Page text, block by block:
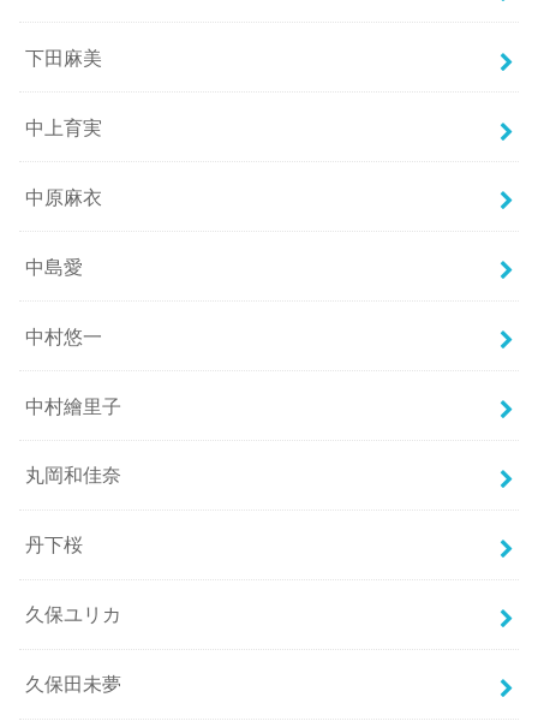
下田麻美
中上育実
中原麻衣
中島愛
中村悠一
中村繪里子
丸岡和佳奈
丹下桜
久保ユリカ
久保田未夢